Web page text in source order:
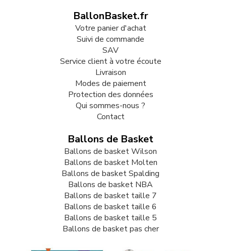
BallonBasket.fr
Votre panier d'achat
Suivi de commande
SAV
Service client à votre écoute
Livraison
Modes de paiement
Protection des données
Qui sommes-nous ?
Contact
Ballons de Basket
Ballons de basket Wilson
Ballons de basket Molten
Ballons de basket Spalding
Ballons de basket NBA
Ballons de basket taille 7
Ballons de basket taille 6
Ballons de basket taille 5
Ballons de basket pas cher